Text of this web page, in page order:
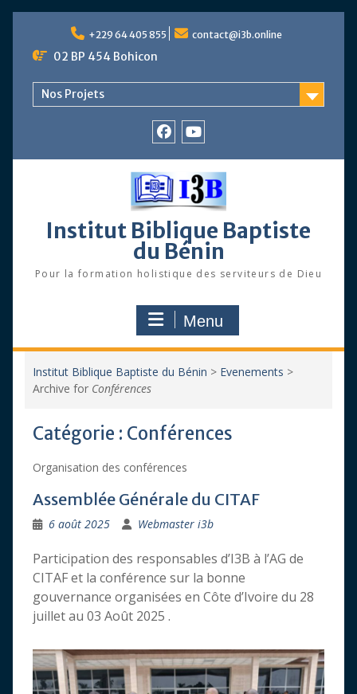
content
+229 64 405 855 contact@i3b.online
02 BP 454 Bohicon
Nos Projets
Youtube
Institut Biblique Baptiste
du Bénin
Pour la formation holistique des serviteurs de Dieu
Menu
Institut Biblique Baptiste du Bénin > Evenements >
Archive for Conférences
Catégorie : Conférences
Organisation des conférences
Assemblée Générale du CITAF
6 août 2025 Webmaster i3b
Participation des responsables d’I3B à l’AG de
CITAF et la conférence sur la bonne
gouvernance organisées en Côte d’Ivoire du 28
juillet au 03 Août 2025 .